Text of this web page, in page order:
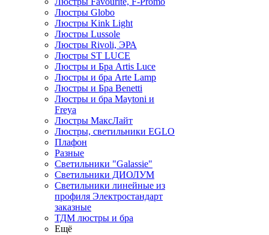
Люстры Globo
Люстры Kink Light
Люстры Lussole
Люстры Rivoli, ЭРА
Люстры ST LUCE
Люстры и Бра Artis Luce
Люстры и бра Arte Lamp
Люстры и Бра Benetti
Люстры и бра Maytoni и
Freya
Люстры МаксЛайт
Люстры, светильники EGLO
Плафон
Разные
Светильники "Galassie"
Светильники ДИОЛУМ
Светильники линейные из
профиля Электростандарт
заказные
ТДМ люстры и бра
Ещё